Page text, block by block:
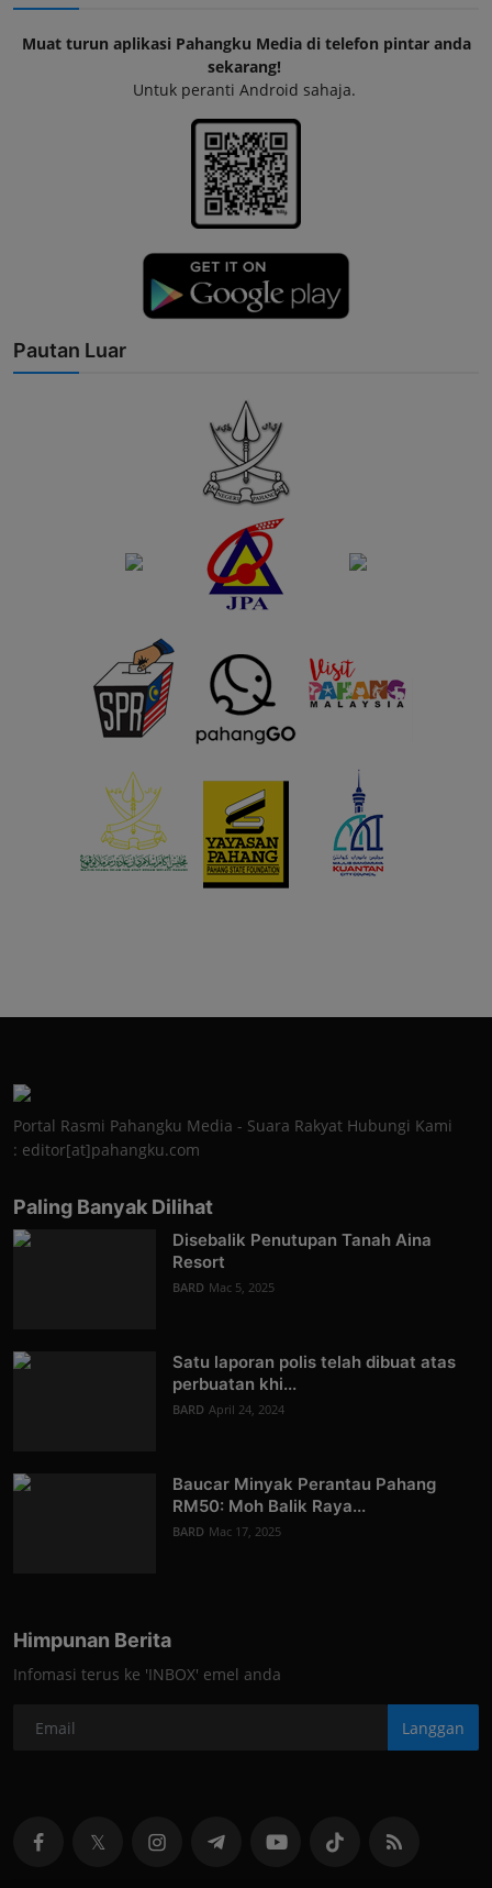
Muat turun aplikasi Pahangku Media di telefon pintar anda
sekarang!
Untuk peranti Android sahaja.
Pautan Luar
Portal Rasmi Pahangku Media - Suara Rakyat Hubungi Kami
: editor[at]pahangku.com
Paling Banyak Dilihat
Disebalik Penutupan Tanah Aina
Resort
BARD Mac 5, 2025
Satu laporan polis telah dibuat atas
perbuatan khi...
BARD April 24, 2024
Baucar Minyak Perantau Pahang
RM50: Moh Balik Raya...
BARD Mac 17, 2025
Himpunan Berita
Infomasi terus ke 'INBOX' emel anda
Langgan